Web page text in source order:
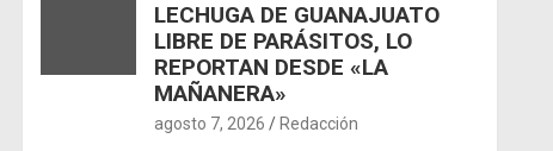
LECHUGA DE GUANAJUATO
LIBRE DE PARÁSITOS, LO
REPORTAN DESDE «LA
MAÑANERA»
agosto 7, 2026 Redacción